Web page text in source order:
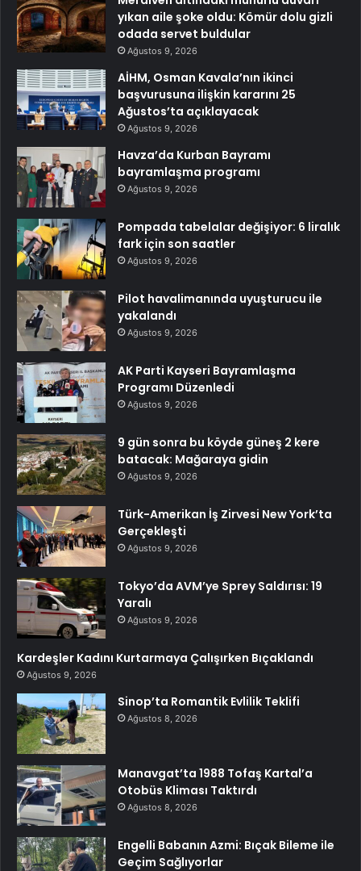
yıkan aile şoke oldu: Kömür dolu gizli
odada servet buldular
Ağustos 9, 2026
AİHM, Osman Kavala’nın ikinci
başvurusuna ilişkin kararını 25
Ağustos’ta açıklayacak
Ağustos 9, 2026
Havza’da Kurban Bayramı
bayramlaşma programı
Ağustos 9, 2026
Pompada tabelalar değişiyor: 6 liralık
fark için son saatler
Ağustos 9, 2026
Pilot havalimanında uyuşturucu ile
yakalandı
Ağustos 9, 2026
AK Parti Kayseri Bayramlaşma
Programı Düzenledi
Ağustos 9, 2026
9 gün sonra bu köyde güneş 2 kere
batacak: Mağaraya gidin
Ağustos 9, 2026
Türk-Amerikan İş Zirvesi New York’ta
Gerçekleşti
Ağustos 9, 2026
Tokyo’da AVM’ye Sprey Saldırısı: 19
Yaralı
Ağustos 9, 2026
Kardeşler Kadını Kurtarmaya Çalışırken Bıçaklandı
Ağustos 9, 2026
Sinop’ta Romantik Evlilik Teklifi
Ağustos 8, 2026
Manavgat’ta 1988 Tofaş Kartal’a
Otobüs Kliması Taktırdı
Ağustos 8, 2026
Engelli Babanın Azmi: Bıçak Bileme ile
Geçim Sağlıyorlar